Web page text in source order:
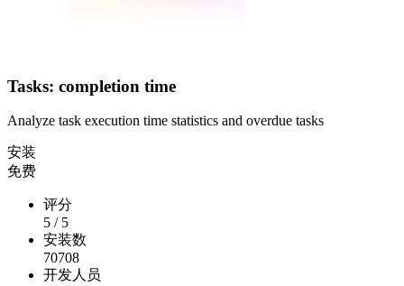
Tasks: completion time
Analyze task execution time statistics and overdue tasks
安装
免费
评分
5 / 5
安装数
70708
开发人员